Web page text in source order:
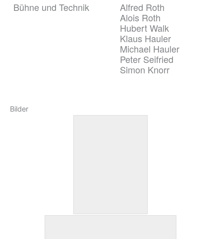
Bühne und Technik
Alfred Roth
Alois Roth
Hubert Walk
Klaus Hauler
Michael Hauler
Peter Seifried
Simon Knorr
Bilder